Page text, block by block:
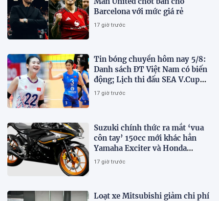
Barcelona với mức giá rẻ
17 giờ trước
Tin bóng chuyền hôm nay 5/8:
Danh sách ĐT Việt Nam có biến
động; Lịch thi đấu SEA V.Cup
2026
17 giờ trước
Suzuki chính thức ra mắt ‘vua
côn tay’ 150cc mới khác hẳn
Yamaha Exciter và Honda
Winner R, giá 53 triệu đồng
17 giờ trước
Loạt xe Mitsubishi giảm chi phí